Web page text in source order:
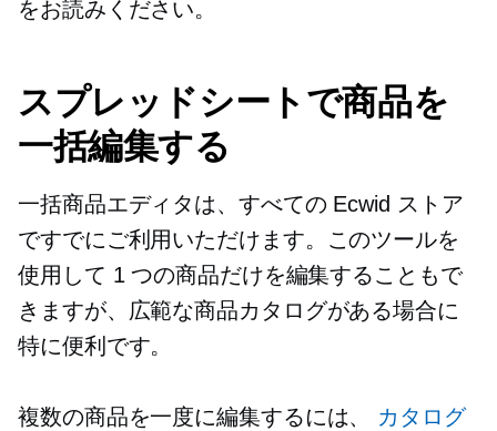
をお読みください。
スプレッドシートで商品を
一括編集する
一括商品エディタは、すべての Ecwid ストア
ですでにご利用いただけます。このツールを
使用して 1 つの商品だけを編集することもで
きますが、広範な商品カタログがある場合に
特に便利です。
複数の商品を一度に編集するには、 カタログ